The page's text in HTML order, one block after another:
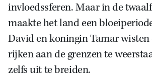
invloedssferen. Maar in de
maakte het land een
David en koningin Tamar wisten
rijken aan de grenzen te
zelfs uit te breiden.